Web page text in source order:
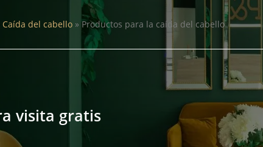
Caída del cabello» Productos para la caída del cabello
visita gratis